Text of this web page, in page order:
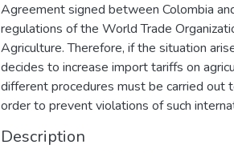
Agreement signed between Colombia
regulations of the World Trade
Agriculture. Therefore, if the situation
decides to increase import tariffs on
different procedures must be carried
order to prevent violations of such
Description